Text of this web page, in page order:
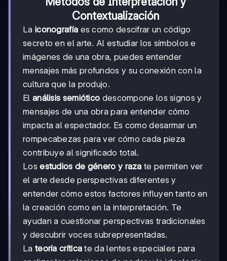
Contextualización
La iconografía es como descifrar un código
secreto en el arte. Al estudiar los símbolos e
imágenes de una obra, puedes entender
mensajes más profundos y su conexión con la
cultura que la produjo.
El análisis semiótico descompone los signos y
mensajes de una obra para entender cómo
impacta al espectador. Es como desarmar un
rompecabezas para ver cómo cada pieza
contribuye al significado total.
Losestudios de género y raza te permiten ver
el arte desde perspectivas diferentes y
entender cómo estos factores influyen tanto en
la creación como en la interpretación. Te
ayudan a cuestionar perspectivas tradicionales
y descubrir voces subrepresentadas.
La teoría crítica te da lentes especiales para